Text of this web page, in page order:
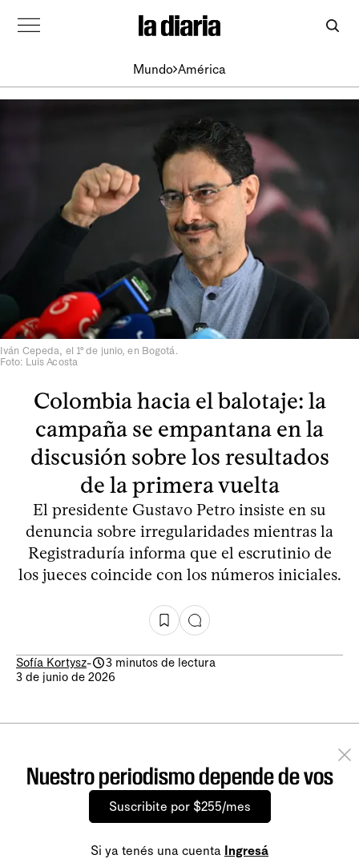
Mundo América
Iván Cepeda, el 1º de junio, en Bogotá.
Foto: Luis Acosta
Colombia hacia el balotaje: la
campaña se empantana en la
discusión sobre los resultados
de la primera vuelta
El presidente Gustavo Petro insiste en su
denuncia sobre irregularidades mientras la
Registraduría informa que el escrutinio de
los jueces coincide con los números iniciales.
Sofía Kortysz-
3 minutos de lectura
3 de junio de 2026
Nuestro periodismo depende de vos
Suscribite por $255/mes
Si ya tenés una cuenta Ingresá